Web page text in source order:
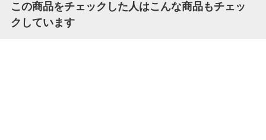
この商品をチェックした人はこんな商品もチェッ
クしています